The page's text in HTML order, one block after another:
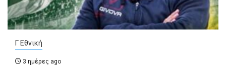
Γ Εθνική
3 ημέρες ago